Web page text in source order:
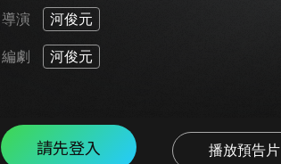
導演 河俊元
編劇 河俊元
請先登入 播放預告片